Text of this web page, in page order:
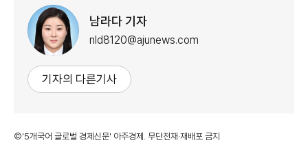
남라다 기자
nld8120@ajunews.com
기자의 다른기사
©'5개국어 글로벌 경제신문' 아주경제. 무단전재·재배포 금지